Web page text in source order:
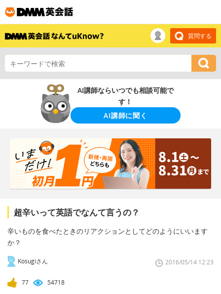
質問する
AI講師ならいつでも相談可能で
す！
AI講師に聞く
超辛いって英語でなんて言うの？
辛いものを食べたときのリアクションとしてどのようにいいます
か？
Kosugiさん 2016/05/14 12:23
77 54718